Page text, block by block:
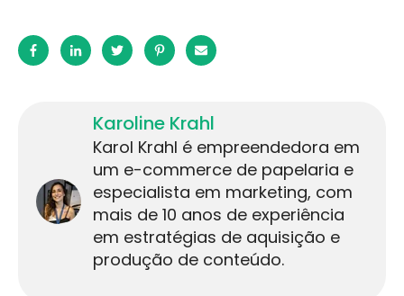
Karoline Krahl
Karol Krahl é empreendedora em
um e-commerce de papelaria e
especialista em marketing, com
mais de 10 anos de experiência
em estratégias de aquisição e
produção de conteúdo.